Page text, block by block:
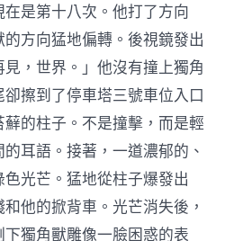
是第十八次。他打了方向
方向猛地偏轉。後視鏡發出
，世界。」他沒有撞上獨角
擦到了停車塔三號車位入口
的柱子。不是撞擊，而是輕
耳語。接著，一道濃郁的、
光芒。猛地從柱子爆發出
他的掀背車。光芒消失後，
獨角獸雕像一臉困惑的表